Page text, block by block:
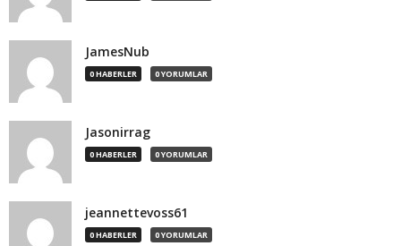
JamesNub
0 HABERLER 0 YORUMLAR
Jasonirrag
0 HABERLER 0 YORUMLAR
jeannettevoss61
0 HABERLER 0 YORUMLAR